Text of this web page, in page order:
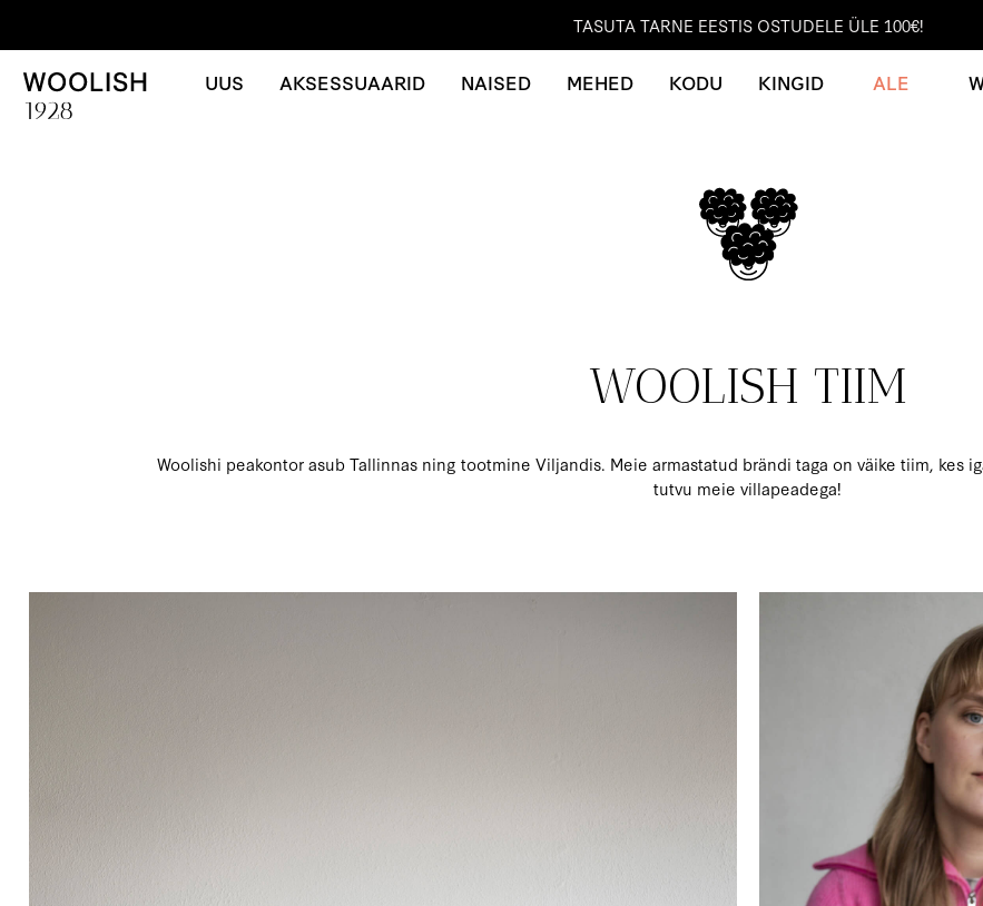
TASUTA TARNE EESTIS OSTUDELE ÜLE 100€!
100% NATURAALNE MERIINOVILL
UUS AKSESSUAARID NAISED MEHED KODU KINGID ALE
WOOLISH TIIM
Woolishi peakontor asub Tallinnas ning tootmine Viljandis. Meie armastatud brändi taga on väike tiim, kes
tutvu meie villapeadega!